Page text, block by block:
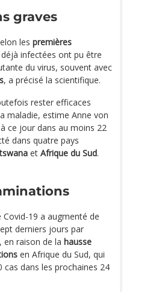
graves
les premières
infectées ont pu être
du virus, souvent avec
, a précisé la scientifique.
rester efficaces
maladie, estime Anne von
ce jour dans au moins 22
dans quatre pays
et Afrique du Sud.
19 a augmenté de
derniers jours par
raison de la hausse
en Afrique du Sud, qui
cas dans les prochaines 24